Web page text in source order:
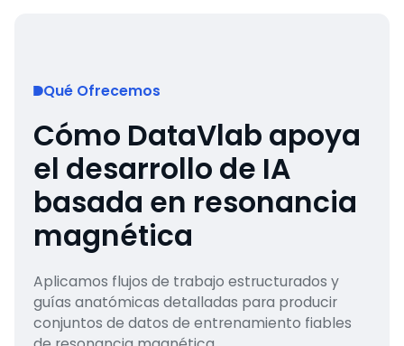
Qué Ofrecemos
Cómo DataVlab apoya
el desarrollo de IA
basada en resonancia
magnética
Aplicamos flujos de trabajo estructurados y
guías anatómicas detalladas para producir
conjuntos de datos de entrenamiento fiables